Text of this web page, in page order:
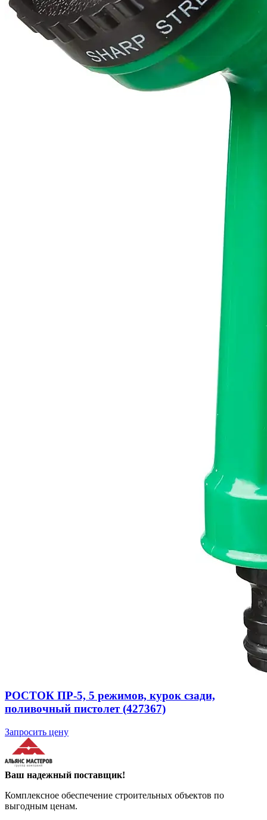
РОСТОК ПР-5, 5 режимов, курок сзади,
поливочный пистолет (427367)
Запросить цену
Ваш надежный поставщик!
Комплексное обеспечение строительных объектов по
выгодным ценам.